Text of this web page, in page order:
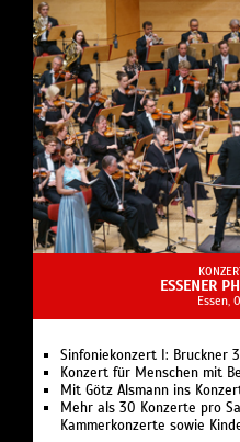
ESSENER
Essen,
Sinfoniekonzert I: Bruckner 3
Konzert für Menschen mit
Mit Götz Alsmann ins
Mehr als 30 Konzerte pro
Kammerkonzerte sowie